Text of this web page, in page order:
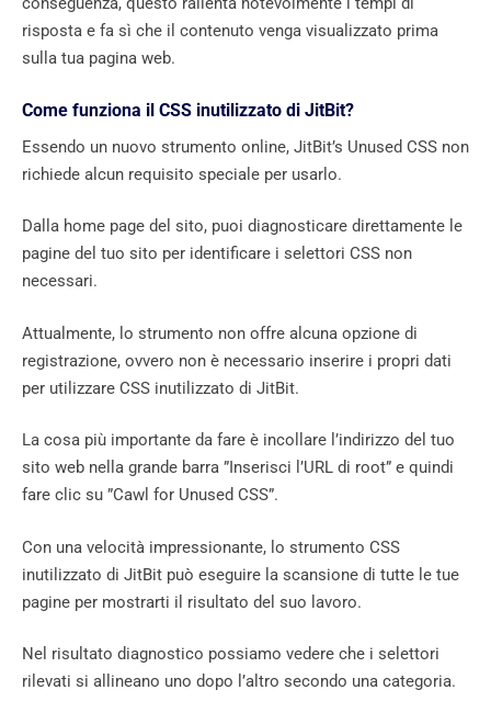
risposta e fa sì che il contenuto venga visualizzato prima
sulla tua pagina web.
Come funziona il CSS inutilizzato di JitBit?
Essendo un nuovo strumento online, JitBit’s Unused CSS non
richiede alcun requisito speciale per usarlo.
Dalla home page del sito, puoi diagnosticare direttamente le
pagine del tuo sito per identificare i selettori CSS non
necessari.
Attualmente, lo strumento non offre alcuna opzione di
registrazione, ovvero non è necessario inserire i propri dati
per utilizzare CSS inutilizzato di JitBit.
La cosa più importante da fare è incollare l’indirizzo del tuo
sito web nella grande barra ”Inserisci l’URL di root” e quindi
fare clic su ”Cawl for Unused CSS”.
Con una velocità impressionante, lo strumento CSS
inutilizzato di JitBit può eseguire la scansione di tutte le tue
pagine per mostrarti il ​​risultato del suo lavoro.
Nel risultato diagnostico possiamo vedere che i selettori
rilevati si allineano uno dopo l’altro secondo una categoria.